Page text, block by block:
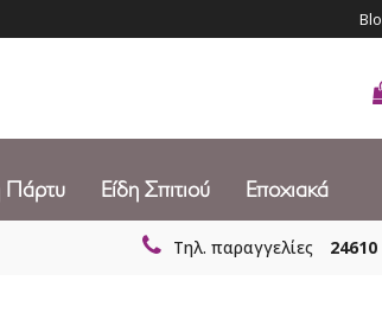
Πάρτυ Είδη Σπιτιού Εποχιακά
Τηλ. παραγγελίες